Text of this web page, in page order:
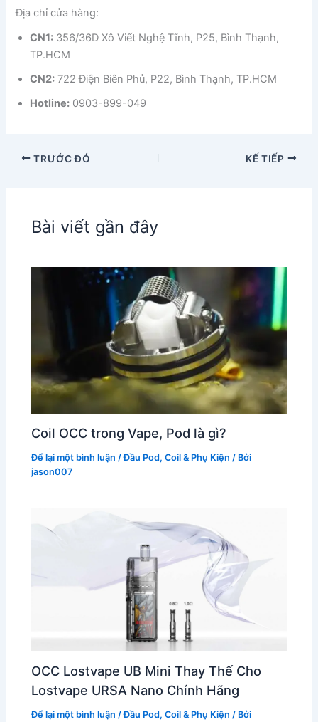
Địa chỉ cửa hàng:
CN1: 356/36D Xô Viết Nghệ Tĩnh, P25, Bình Thạnh,
TP.HCM
CN2: 722 Điện Biên Phủ, P22, Bình Thạnh, TP.HCM
Hotline: 0903-899-049
TRƯỚC ĐÓ KẾ TIẾP
Bài viết gần đây
Coil OCC trong Vape, Pod là gì?
Để lại một bình luận /Đầu Pod, Coil & Phụ Kiện / Bởi
jason007
OCC Lostvape UB Mini Thay Thế Cho
Lostvape URSA Nano Chính Hãng
Để lại một bình luận /Đầu Pod, Coil & Phụ Kiện / Bởi